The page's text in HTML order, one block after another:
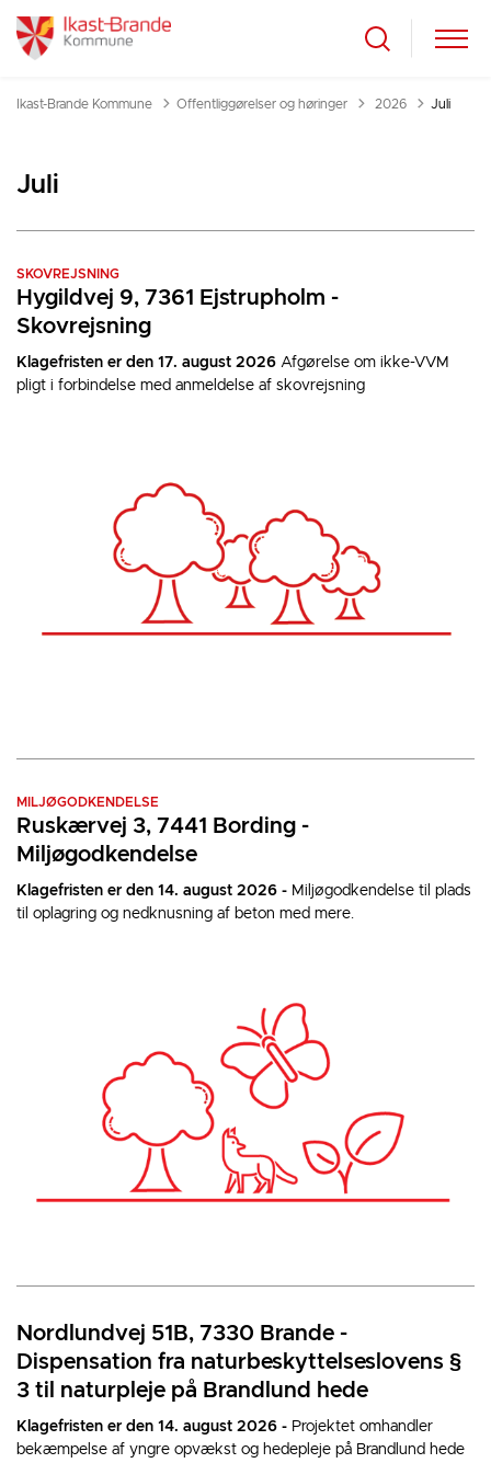
Ikast-Brande Kommune Offentliggørelser og høringer
Tilbage til
2026 Juli
Juli
SKOVREJSNING
Hygildvej 9, 7361 Ejstrupholm -
Skovrejsning
Klagefristen er den 17. august 2026 Afgørelse om ikke-VVM
pligt i forbindelse med anmeldelse af skovrejsning
MILJØGODKENDELSE
Ruskærvej 3, 7441 Bording -
Miljøgodkendelse
Klagefristen er den 14. august 2026 - Miljøgodkendelse til plads
til oplagring og nedknusning af beton med mere.
Nordlundvej 51B, 7330 Brande -
Dispensation fra naturbeskyttelseslovens §
3 til naturpleje på Brandlund hede
Klagefristen er den 14. august 2026 - Projektet omhandler
bekæmpelse af yngre opvækst og hedepleje på Brandlund hede